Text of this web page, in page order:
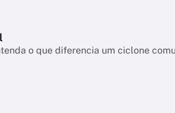
o que diferencia um ciclone